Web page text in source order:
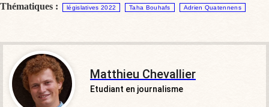
Thématiques : législatives 2022 Taha Bouhafs Adrien Quatennens
Matthieu Chevallier
Etudiant en journalisme